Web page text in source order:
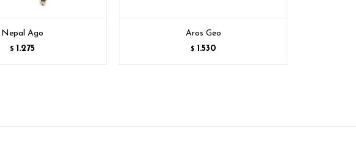
Nepal Ago
$ 1.275
Aros Geo
$ 1.530